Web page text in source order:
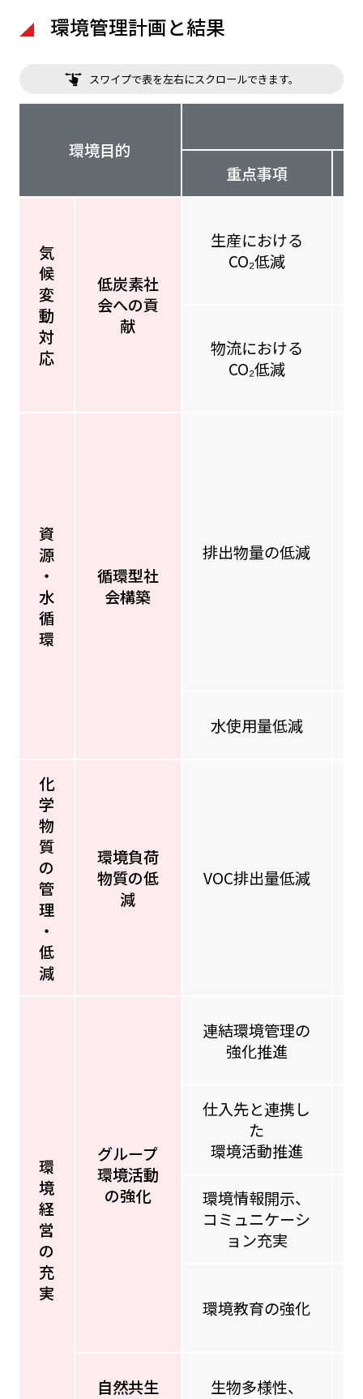
環境管理計画と結果
スワイプで表を左右にスクロールできます。
環境目的
重点事項
気
候
変
動
対
応
低炭素社
会への貢
献
生産における
CO₂低減
物流における
CO₂低減
資
源
・
水
循
環
循環型社
会構築
排出物量の低減
水使用量低減
化
学
物
質
の
管
理
・
低
減
環境負荷
物質の低
減
VOC排出量低減
環
境
経
営
の
充
実
グループ
環境活動
の強化
連結環境管理の
強化推進
仕入先と連携し
た
環境活動推進
環境情報開示、
コミュニケーシ
ョン充実
環境教育の強化
自然共生
生物多様性、